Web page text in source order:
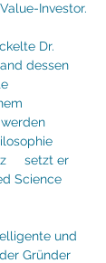
Investor.
Dr.
dessen
setzt er
Science
und
Gründer